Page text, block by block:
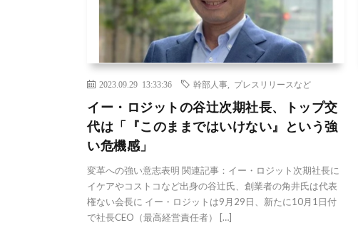
2023.09.29 13:33:36 幹部人事 プレスリリースなど
イー・ロジットの谷辻次期社長、トップ交
代は「『このままではいけない』という強
い危機感」
変革への強い意志表明 関連記事：イー・ロジット次期社長に
イケアやコストコなど出身の谷辻氏、創業者の角井氏は代表
権ない会長に イー・ロジットは9月29日、新たに10月1日付
で社長CEO（最高経営責任者） […]